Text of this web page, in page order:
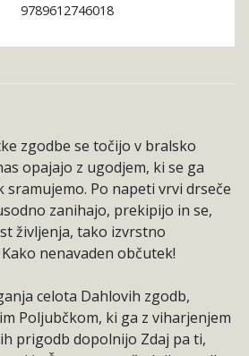
9789612746018
zgodbe se točijo v bralsko
opajajo z ugodjem, ki se ga
sramujemo. Po napeti vrvi drseče
zanihajo, prekipijo in se,
življenja, tako izvrstno
nenavaden občutek!
celota Dahlovih zgodb,
Poljubčkom, ki ga z viharjenjem
prigodb dopolnijo Zdaj pa ti,